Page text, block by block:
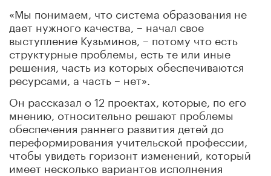
«Мы понимаем, что система образования не
дает нужного качества, – начал свое
выступление Кузьминов, – потому что есть
структурные проблемы, есть те или иные
решения, часть из которых обеспечиваются
ресурсами, а часть – нет».
Он рассказал о 12 проектах, которые, по его
мнению, относительно решают проблемы
обеспечения раннего развития детей до
переформирования учительской профессии,
чтобы увидеть горизонт изменений, который
имеет несколько вариантов исполнения